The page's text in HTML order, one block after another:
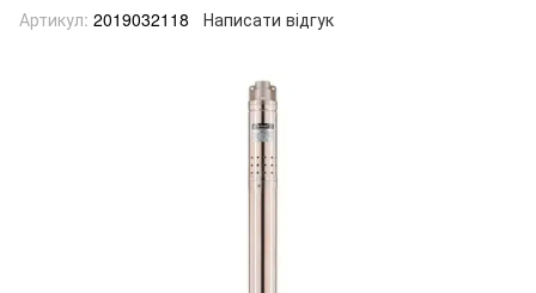
Артикул: 2019032118 Написати відгук